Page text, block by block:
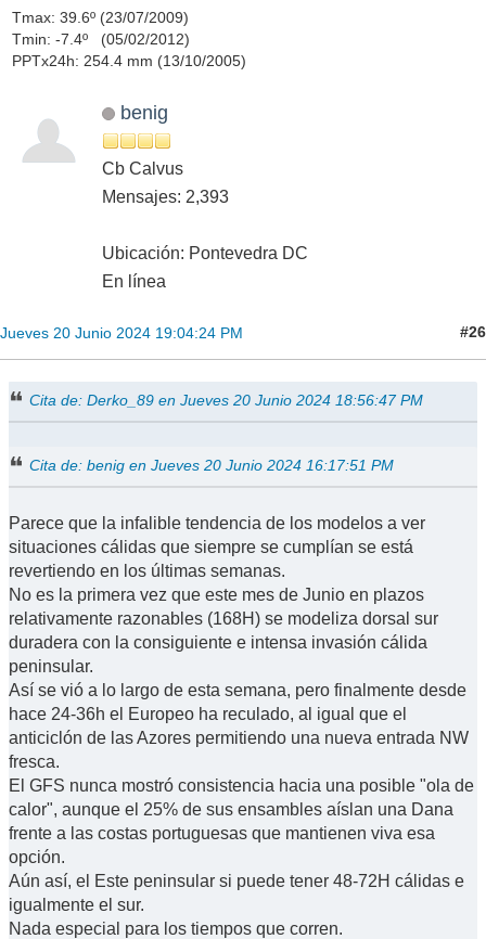
Tmax: 39.6º (23/07/2009)
Tmin: -7.4º (05/02/2012)
PPTx24h: 254.4 mm (13/10/2005)
benig
Cb Calvus
Mensajes: 2,393
Ubicación: Pontevedra DC
En línea
Jueves 20 Junio 2024 19:04:24 PM #26
Cita de: Derko_89 en Jueves 20 Junio 2024 18:56:47 PM
Cita de: benig en Jueves 20 Junio 2024 16:17:51 PM
Parece que la infalible tendencia de los modelos a ver
situaciones cálidas que siempre se cumplían se está
revertiendo en los últimas semanas.
No es la primera vez que este mes de Junio en plazos
relativamente razonables (168H) se modeliza dorsal sur
duradera con la consiguiente e intensa invasión cálida
peninsular.
Así se vió a lo largo de esta semana, pero finalmente desde
hace 24-36h el Europeo ha reculado, al igual que el
anticiclón de las Azores permitiendo una nueva entrada NW
fresca.
El GFS nunca mostró consistencia hacia una posible "ola de
calor", aunque el 25% de sus ensambles aíslan una Dana
frente a las costas portuguesas que mantienen viva esa
opción.
Aún así, el Este peninsular si puede tener 48-72H cálidas e
igualmente el sur.
Nada especial para los tiempos que corren.